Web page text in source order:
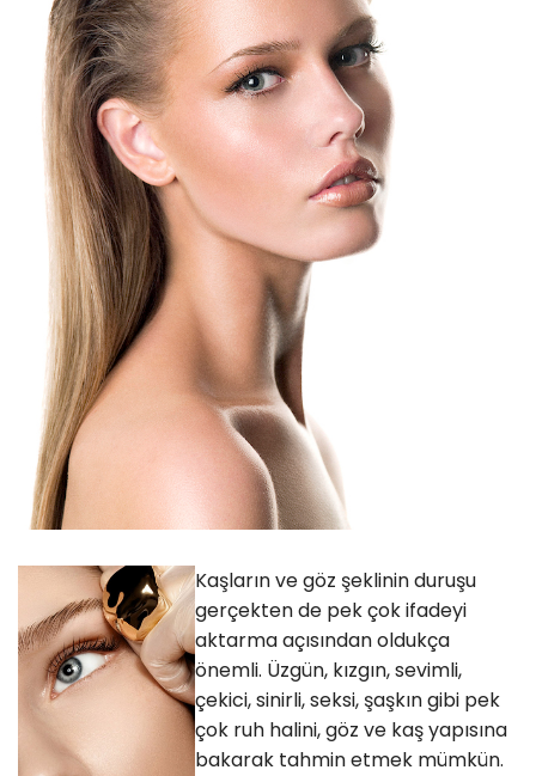
Kaşların ve göz şeklinin duruşu
gerçekten de pek çok ifadeyi
aktarma açısından oldukça
önemli. Üzgün, kızgın, sevimli,
çekici, sinirli, seksi, şaşkın gibi pek
çok ruh halini, göz ve kaş yapısına
bakarak tahmin etmek mümkün.